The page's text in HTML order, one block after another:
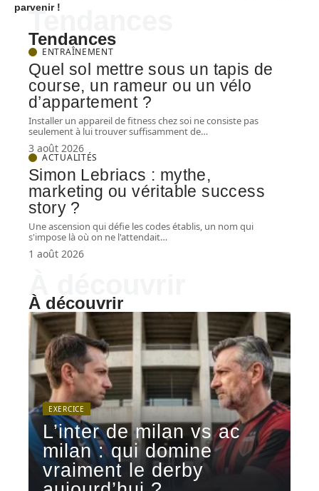
parvenir !
Tendances
Tendances
ENTRAÎNEMENT
Quel sol mettre sous un tapis de
course, un rameur ou un vélo
d’appartement ?
Installer un appareil de fitness chez soi ne consiste pas
seulement à lui trouver suffisamment de…
3 août 2026
ACTUALITÉS
Simon Lebriacs : mythe,
marketing ou véritable success
story ?
Une ascension qui défie les codes établis, un nom qui
s'impose là où on ne l'attendait…
1 août 2026
À découvrir
EXERCICE
L’inter de milan vs ac
milan : qui domine
vraiment le derby